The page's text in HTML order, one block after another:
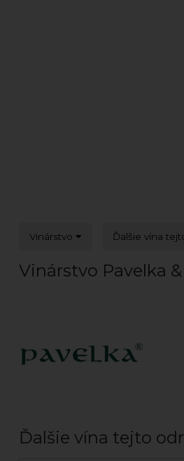
Vinárstvo Ďalšie vína
Vinárstvo Pavelka
Ďalšie vína tejto